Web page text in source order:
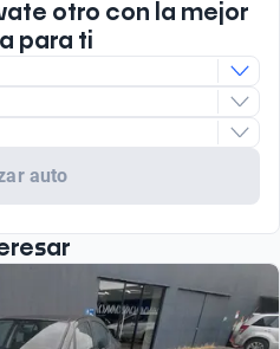
otro con la mejor
para ti
auto